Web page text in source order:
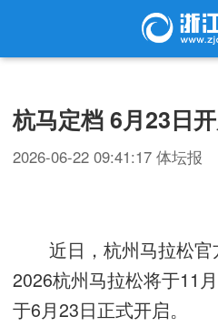
杭马定档 6月23日
2026-06-22 09:41:17 体坛报
近日，杭州马拉松官
2026杭州马拉松将于11
于6月23日正式开启。